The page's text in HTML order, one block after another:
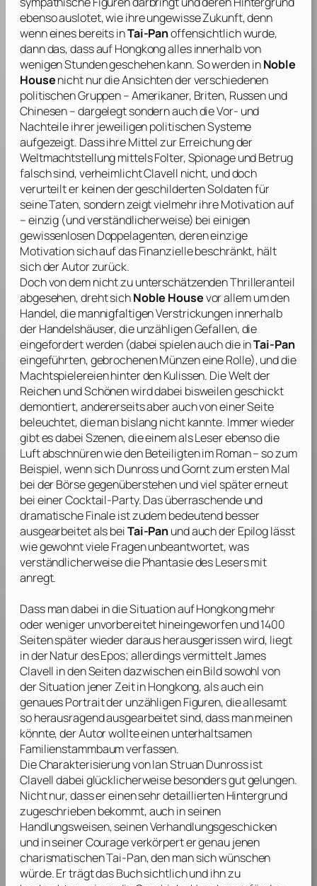
ebenso auslotet, wie ihre ungewisse Zukunft, denn
wenn eines bereits inTai-Panoffensichtlich wurde,
dann das, dass auf Hongkong alles innerhalb von
wenigen Stunden geschehen kann. So werden inNoble
Housenicht nur die Ansichten der verschiedenen
politischen Gruppen – Amerikaner, Briten, Russen und
Chinesen – dargelegt sondern auch die Vor- und
Nachteile ihrer jeweiligen politischen Systeme
aufgezeigt. Dass ihre Mittel zur Erreichung der
Weltmachtstellung mittels Folter, Spionage und Betrug
falsch sind, verheimlichtClavell nicht, und doch
verurteilt er keinen der geschilderten Soldaten für
seine Taten, sondern zeigt vielmehr ihre Motivation auf
– einzig (und verständlicherweise) bei einigen
gewissenlosen Doppelagenten, deren einzige
Motivation sich auf das Finanzielle beschränkt, hält
sich der Autor zurück.
Doch von dem nicht zu unterschätzenden Thrilleranteil
abgesehen, dreht sichNoble Housevor allem um den
Handel, die mannigfaltigen Verstrickungen innerhalb
der Handelshäuser, die unzähligen Gefallen, die
eingefordert werden (dabei spielen auch die inTai-Pan
eingeführten, gebrochenen Münzen eine Rolle), und die
Machtspielereien hinter den Kulissen. Die Welt der
Reichen und Schönen wird dabei bisweilen geschickt
demontiert, andererseits aber auch von einer Seite
beleuchtet, die man bislang nicht kannte. Immer wieder
gibt es dabei Szenen, die einem als Leser ebenso die
Luft abschnüren wie den Beteiligten im Roman – so zum
Beispiel, wenn sich Dunross und Gornt zum ersten Mal
bei der Börse gegenüberstehen und viel später erneut
bei einer Cocktail-Party. Das überraschende und
dramatische Finale ist zudem bedeutend besser
ausgearbeitet als beiTai-Panund auch der Epilog lässt
wie gewohnt viele Fragen unbeantwortet, was
verständlicherweise die Phantasie des Lesers mit
anregt.
Dass man dabei in die Situation auf Hongkong mehr
oder weniger unvorbereitet hineingeworfen und 1400
Seiten später wieder daraus herausgerissen wird, liegt
in der Natur des Epos; allerdings vermitteltJames
Clavell in den Seiten dazwischen ein Bild sowohl von
der Situation jener Zeit in Hongkong, als auch ein
genaues Portrait der unzähligen Figuren, die allesamt
so herausragend ausgearbeitet sind, dass man meinen
könnte, der Autor wollte einen unterhaltsamen
Familienstammbaum verfassen.
Die Charakterisierung von Ian Struan Dunross ist
Clavelldabei glücklicherweise besonders gut gelungen.
Nicht nur, dass er einen sehr detaillierten Hintergrund
zugeschrieben bekommt, auch in seinen
Handlungsweisen, seinen Verhandlungsgeschicken
und in seiner Courage verkörpert er genau jenen
charismatischen Tai-Pan, den man sich wünschen
würde. Er trägt das Buch sichtlich und ihn zu